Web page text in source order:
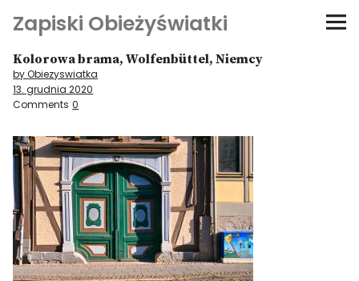
Zapiski Obieżyświatki
Podróże
Kultura i sztuka
Kątem oka
O-fiszki
Niezwyczajne ściany
Kolorowa brama, Wolfenbüttel, Niemcy
by Obiezyswiatka
13. grudnia 2020
Comments 0